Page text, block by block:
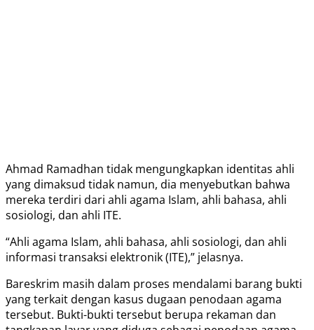
Ahmad Ramadhan tidak mengungkapkan identitas ahli
yang dimaksud tidak namun, dia menyebutkan bahwa
mereka terdiri dari ahli agama Islam, ahli bahasa, ahli
sosiologi, dan ahli ITE.
“Ahli agama Islam, ahli bahasa, ahli sosiologi, dan ahli
informasi transaksi elektronik (ITE),” jelasnya.
Bareskrim masih dalam proses mendalami barang bukti
yang terkait dengan kasus dugaan penodaan agama
tersebut. Bukti-bukti tersebut berupa rekaman dan